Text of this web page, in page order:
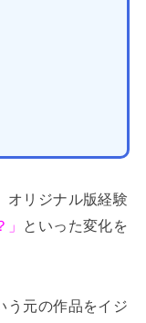
オリジナル版経験
といった変化を
う元の作品をイジ